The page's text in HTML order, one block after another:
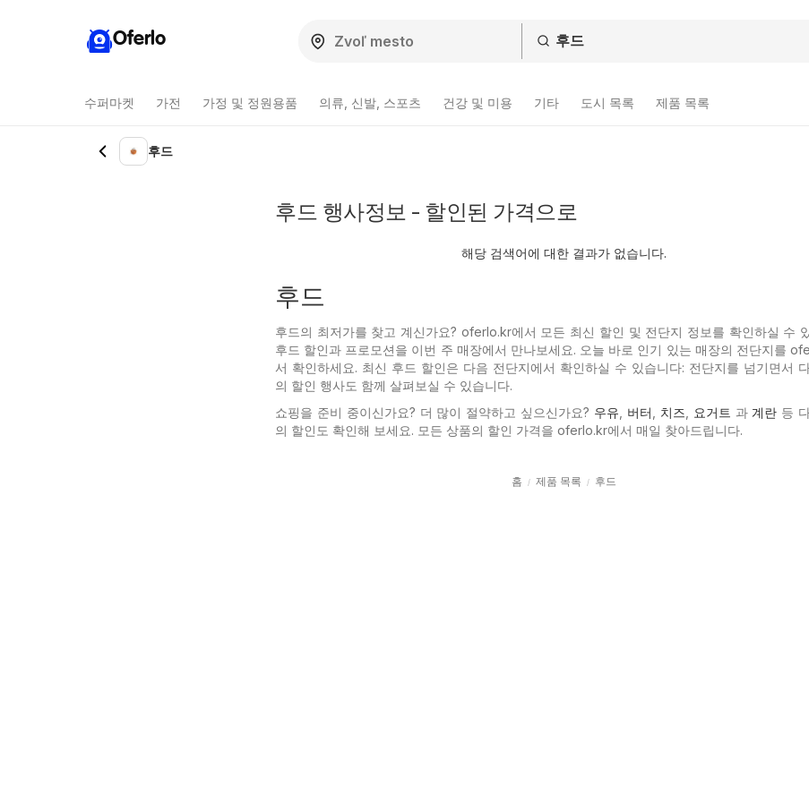
Oferlo
수퍼마켓 가전 가정 및 정원용품 의류, 신발, 스포츠 건강 및 미용 기타 도시 목록 제품 목록
후드
후드 행사정보 - 할인된 가격으로
해당 검색어에 대한 결과가 없습니다.
후드
후드의 최저가를 찾고 계신가요? oferlo.kr에서 모든 최신 할인 및 전단지 정보를 확인하실 수
후드 할인과 프로모션을 이번 주 매장에서 만나보세요. 오늘 바로 인기 있는 매장의 전단지를
서 확인하세요. 최신 후드 할인은 다음 전단지에서 확인하실 수 있습니다: 전단지를 넘기면서
의 할인 행사도 함께 살펴보실 수 있습니다.
쇼핑을 준비 중이신가요? 더 많이 절약하고 싶으신가요? 우유 버터 치즈 요거트 과 계란 등
의 할인도 확인해 보세요. 모든 상품의 할인 가격을 oferlo.kr에서 매일 찾아드립니다.
홈 제품 목록 후드